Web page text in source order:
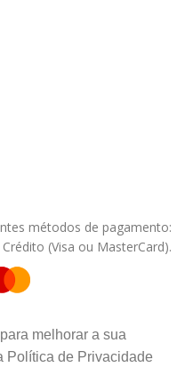
métodos de pagamento:
(Visa ou MasterCard).
melhorar a sua
Política de Privacidade